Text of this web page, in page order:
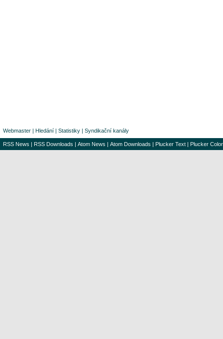
Webmaster | Hledání | Statistiky | Syndikační kanály
RSS News | RSS Downloads | Atom News | Atom Downloads | Plucker Text | Plucker Color